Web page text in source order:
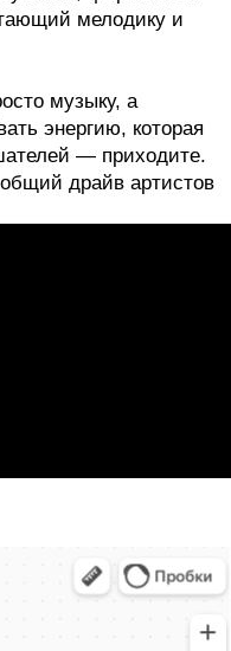
мелодику и
музыку, а
энергию, которая
— приходите.
драйв артистов